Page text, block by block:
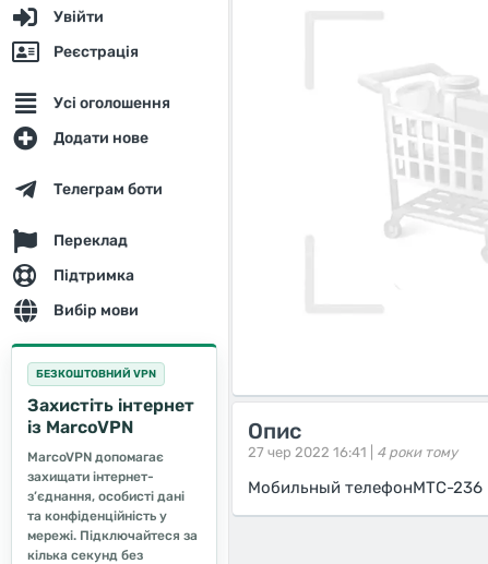
Увійти
Реєстрація
Усі оголошення
Додати нове
Телеграм боти
Переклад
Підтримка
Вибір мови
БЕЗКОШТОВНИЙ VPN
Захистіть інтернет
із MarcoVPN
MarcoVPN допомагає
захищати інтернет-
з’єднання, особисті дані
та конфіденційність у
мережі. Підключайтеся за
кілька секунд без
Опис
27 чер 2022 16:41 | 4 роки тому
Мобильный телефонМТС-236